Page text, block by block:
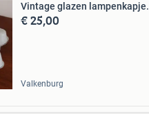
Vintage glazen lampenkapje.
€ 25,00
Valkenburg